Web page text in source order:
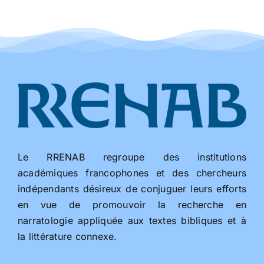
Le RRENAB regroupe des institutions
académiques francophones et des chercheurs
indépendants désireux de conjuguer leurs efforts
en vue de promouvoir la recherche en
narratologie appliquée aux textes bibliques et à
la littérature connexe.